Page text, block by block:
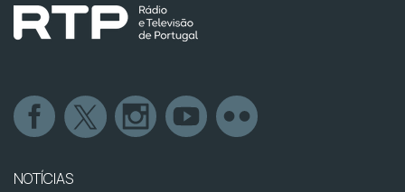
NOTÍCIAS